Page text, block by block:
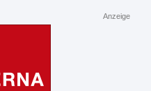
Anzeige